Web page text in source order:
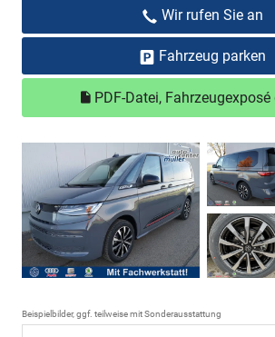
Wir rufen Sie an
Fahrzeug parken
PDF-Datei, Fahrzeugexposé
Beispielbilder, ggf. teilweise mit Sonderausstattung